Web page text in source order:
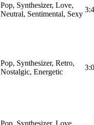
Pop, Synthesizer, Love,
Neutral, Sentimental, Sexy
Pop, Synthesizer, Retro,
Nostalgic, Energetic
Pop, Synthesizer, Love,